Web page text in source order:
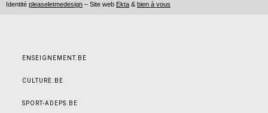
Identité pleaseletmedesign – Site web Ekta & bien à vous
ENSEIGNEMENT.BE
CULTURE.BE
SPORT-ADEPS.BE